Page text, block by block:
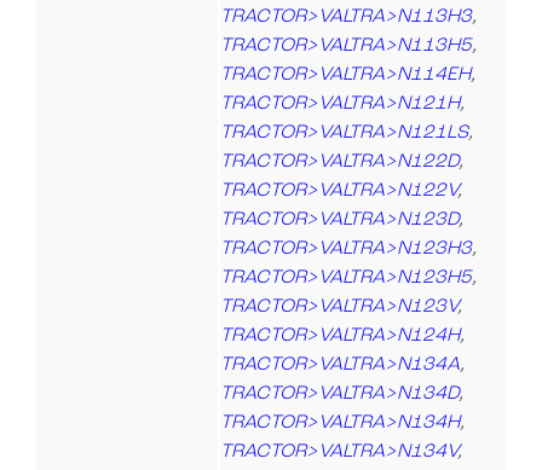
TRACTOR>VALTRA>N113H3,
TRACTOR>VALTRA>N113H5,
TRACTOR>VALTRA>N114EH,
TRACTOR>VALTRA>N121H,
TRACTOR>VALTRA>N121LS,
TRACTOR>VALTRA>N122D,
TRACTOR>VALTRA>N122V,
TRACTOR>VALTRA>N123D,
TRACTOR>VALTRA>N123H3,
TRACTOR>VALTRA>N123H5,
TRACTOR>VALTRA>N123V,
TRACTOR>VALTRA>N124H,
TRACTOR>VALTRA>N134A,
TRACTOR>VALTRA>N134D,
TRACTOR>VALTRA>N134H,
TRACTOR>VALTRA>N134V,